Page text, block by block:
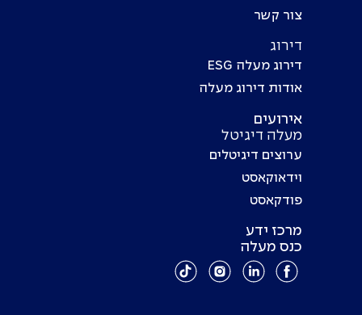
צור קשר
דירוג
דירוג מעלה ESG
אודות דירוג מעלה
אירועים
מעלה דיגיטל
ערוצים דיגיטלים
וידאוקאסט
פודקאסט
מרכז ידע
כנס מעלה